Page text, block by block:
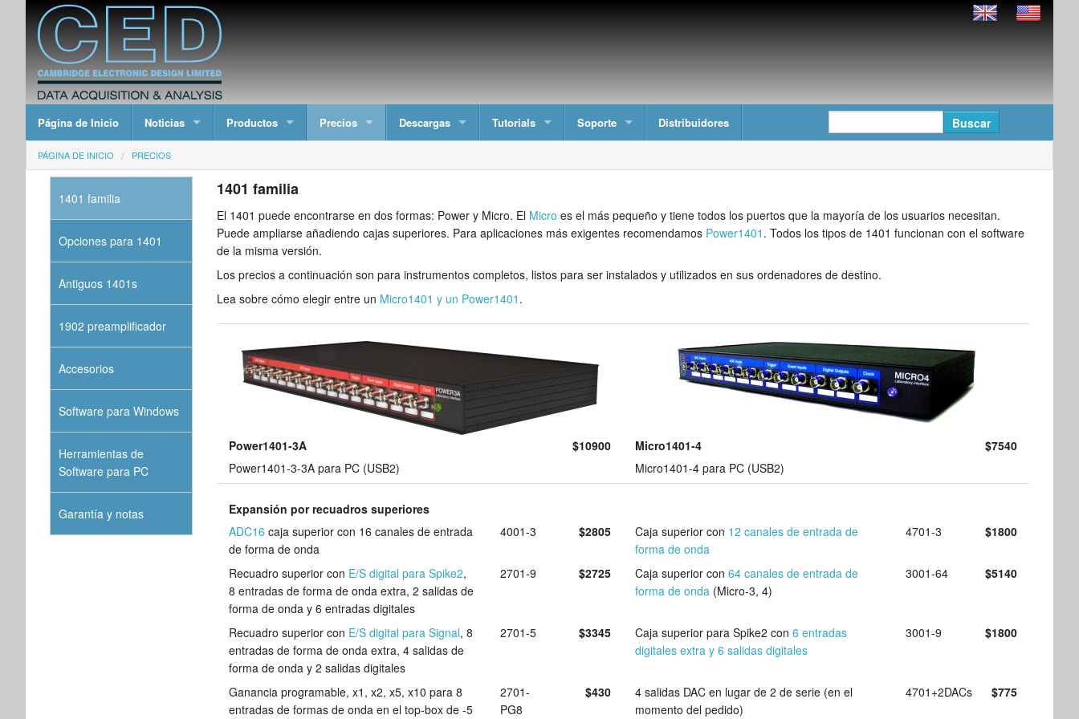
Página de Inicio Noticias Productos Precios Descargas Tutorials Soporte Distribuidores
PÁGINA DE INICIO PRECIOS
1401 familia
El 1401 puede encontrarse en dos formas: Power y Micro. El Micro es el más pequeño y tiene todos los puertos que la mayoría de los usuarios necesitan.
Puede ampliarse añadiendo cajas superiores. Para aplicaciones más exigentes recomendamos Power1401 . Todos los tipos de 1401 funcionan con el software
de la misma versión.
Los precios a continuación son para instrumentos completos, listos para ser instalados y utilizados en sus ordenadores de destino.
Lea sobre cómo elegir entre un Micro1401 y un Power1401 .
Power1401-3A
Power1401-3-3A para PC (USB2)
$10900
Micro1401-4
Micro1401-4 para PC (USB2)
$7540
Expansión por recuadros superiores
ADC16 caja superior con 16 canales de entrada
de forma de onda
4001-3 $2805 Caja superior con 12 canales de entrada de
forma de onda
4701-3 $1800
Recuadro superior con E/S digital para Spike2,
8 entradas de forma de onda extra, 2 salidas de
forma de onda y 6 entradas digitales
2701-9 $2725 Caja superior con64 canales de entrada de
forma de onda (Micro-3, 4)
3001-64 $5140
Recuadro superior con E/S digital para Signal, 8
entradas de forma de onda extra, 4 salidas de
forma de onda y 2 salidas digitales
2701-5 $3345 Caja superior para Spike2 con6 entradas
digitales extra y 6 salidas digitales
3001-9 $1800
Ganancia programable, x1, x2, x5, x10 para 8
entradas de formas de onda en el top-box de -5
2701-
PG8
$430
4 salidas DAC en lugar de 2 de serie (en el
momento del pedido)
4701+2DACs $775
1401 familia
Opciones para 1401
Antiguos 1401s
1902 preamplificador
Accesorios
Software para Windows
Herramientas de
Software para PC
Garantía y notas